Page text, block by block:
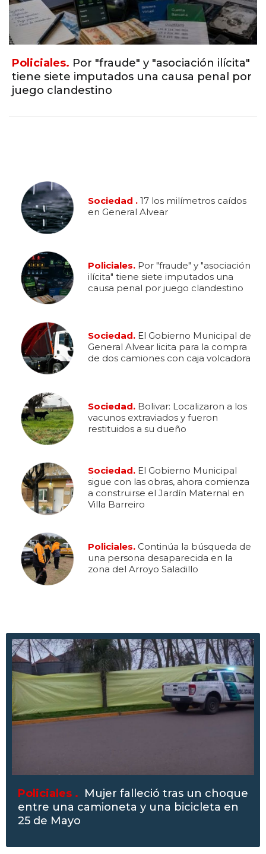
Policiales. Por "fraude" y "asociación ilícita"
tiene siete imputados una causa penal por
juego clandestino
Sociedad . 17 los milímetros caídos
en General Alvear
Policiales. Por "fraude" y "asociación
ilícita" tiene siete imputados una
causa penal por juego clandestino
Sociedad. El Gobierno Municipal de
General Alvear licita para la compra
de dos camiones con caja volcadora
Sociedad. Bolivar: Localizaron a los
vacunos extraviados y fueron
restituidos a su dueño
Sociedad. El Gobierno Municipal
sigue con las obras, ahora comienza
a construirse el Jardín Maternal en
Villa Barreiro
Policiales. Continúa la búsqueda de
una persona desaparecida en la
zona del Arroyo Saladillo
Policiales . Mujer falleció tras un choque
entre una camioneta y una bicicleta en
25 de Mayo